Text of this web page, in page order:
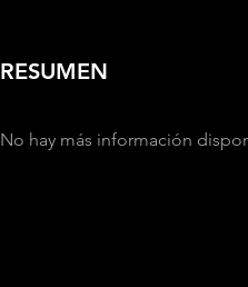
RESUMEN
No hay más información